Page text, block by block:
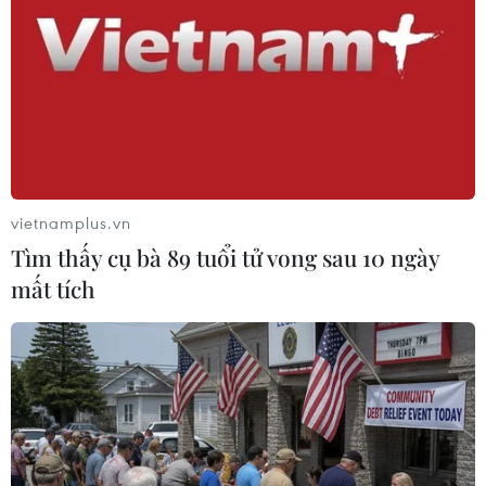
15/09/2019 03:00
Khi phát hiện đám cháy đang bùng phát, khoảng 10
vietnamplus.vn
Tìm thấy cụ bà 89 tuổi tử vong sau 10 ngày
mất tích